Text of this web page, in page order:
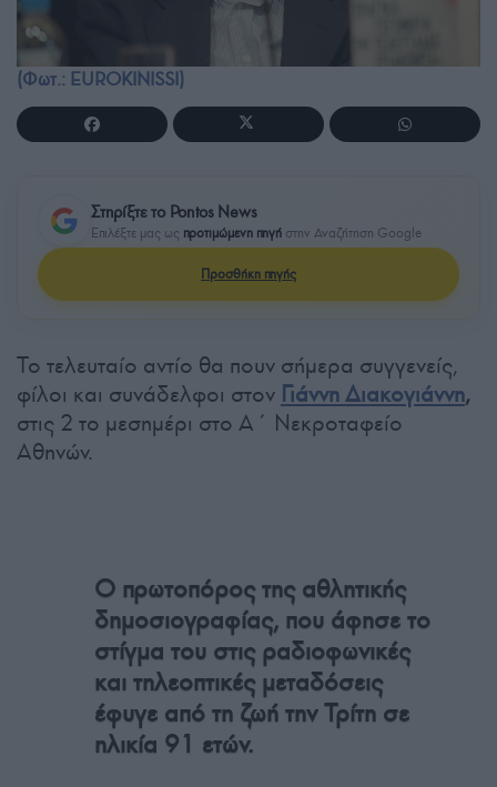
(Φωτ.: EUROKINISSI)
Στηρίξτε το Pontos News
Επιλέξτε μας ως προτιμώμενη πηγή στην Αναζήτηση Google
Προσθήκη πηγής
Το τελευταίο αντίο θα πουν σήμερα συγγενείς,
φίλοι και συνάδελφοι στον Γιάννη Διακογιάννη,
στις 2 το μεσημέρι στο Α΄ Νεκροταφείο
Αθηνών.
Ο πρωτοπόρος της αθλητικής
δημοσιογραφίας, που άφησε το
στίγμα του στις ραδιοφωνικές
και τηλεοπτικές μεταδόσεις
έφυγε από τη ζωή την Τρίτη σε
ηλικία 91 ετών.